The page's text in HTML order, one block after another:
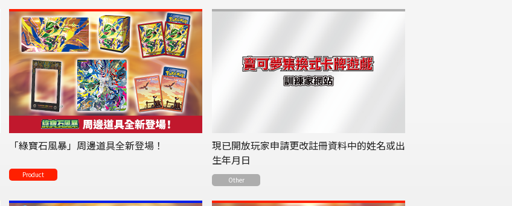
「綠寶石風暴」周邊道具全新登場！
Product
現已開放玩家申請更改註冊資料中的姓名或出
生年月日
Other